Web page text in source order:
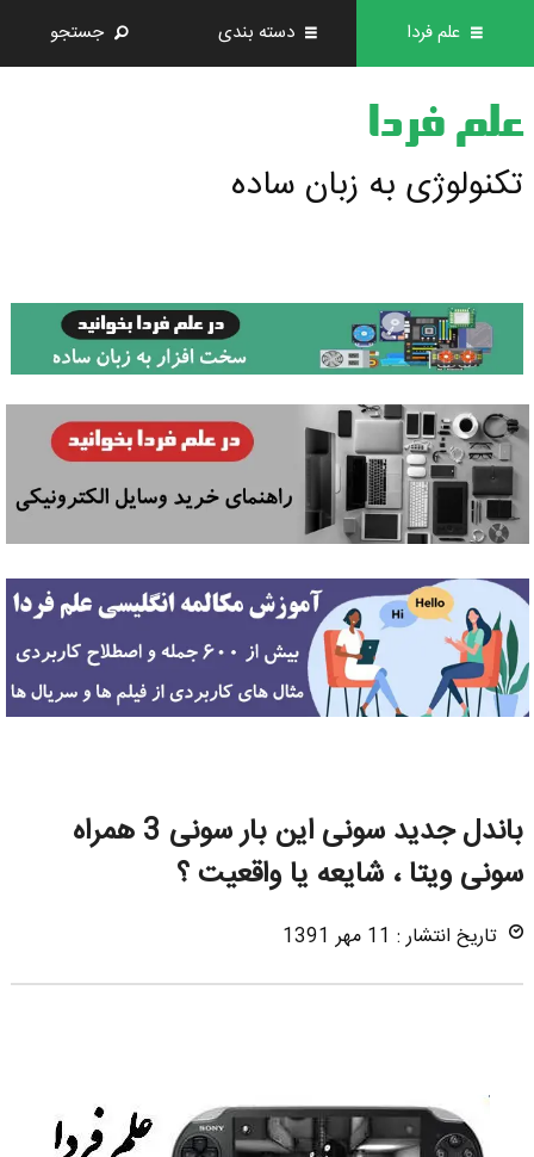
علم فردا دسته بندی جستجو
علم فردا
تکنولوژی به زبان ساده
باندل جدید سونی این بار سونی 3 همراه
سونی ویتا ، شایعه یا واقعیت ؟
تاریخ انتشار : 11 مهر 1391